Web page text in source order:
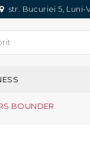
str. Bucuriei 5,
BOUNDER